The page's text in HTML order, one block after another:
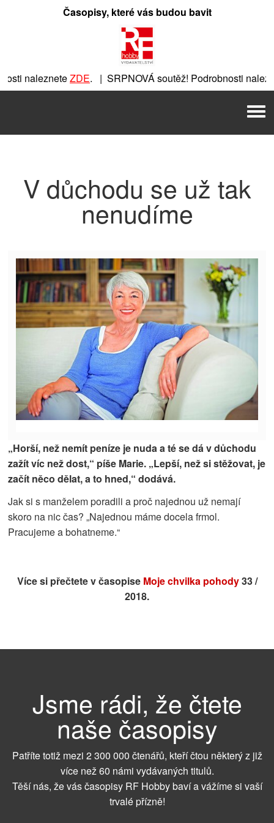
Časopisy, které vás budou bavit
nalezneteZDE. | SRPNOVÁ soutěž! Podrobnosti
. |
V důchodu se už tak
nenudíme
„Horší, než nemít peníze je nuda a té se dá v důchodu
zažít víc než dost,“ píše Marie. „Lepší, než si stěžovat, je
začít něco dělat, a to hned,“ dodává.
Jak si s manželem poradili a proč najednou už nemají
skoro na nic čas? „Najednou máme docela frmol.
Pracujeme a bohatneme.“
Více si přečtete v časopise Moje chvilka pohody33 /
2018.
Jsme rádi, že čtete
naše časopisy
Patříte totiž mezi 2 300 000 čtenářů, kteří čtou některý z již
více než 60 námi vydávaných titulů.
Těší nás, že vás časopisy RF Hobby baví a vážíme si vaší
trvalé přízně!